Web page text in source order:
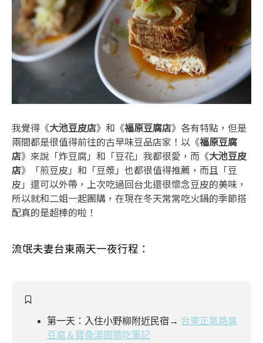
我覺得《大池豆皮店》和《福原豆腐店》各有特點，但是
兩間都是很值得前往的古早味豆品店家！以《福原豆腐
店》來說「炸豆腐」和「豆花」我都很愛，而《大池豆皮
店》「煎豆皮」和「豆漿」也都很值得推薦，而且「豆
皮」還可以外帶，上次吃過回台北還很懷念豆皮的美味，
所以就和二姐一起團購，在現在冬天常常吃火鍋的季節搭
配真的是超棒的啦！
流氓夫妻台東兩天一夜行程：
第一天：入住小野柳附近民宿→ 台東正氣路臭
豆腐＆寶桑湯圓隨吃筆記